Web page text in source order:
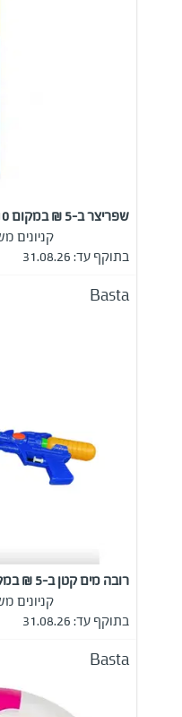
שפריצר ב-5 ₪ במקום 10 ₪
קניונים
בתוקף עד: 31.08.26
Basta
רובה מים קטן ב-5 ₪ במקום 10 ₪
קניונים
בתוקף עד: 31.08.26
Basta